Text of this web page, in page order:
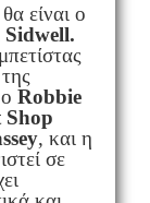
είναι ο
Sidwell.
Robbie
Shop
, και η
σε